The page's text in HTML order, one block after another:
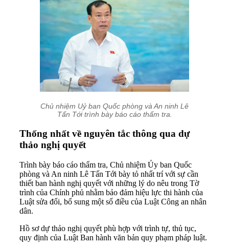
Chủ nhiệm Uỷ ban Quốc phòng và An ninh Lê
Tấn Tới trình bày báo cáo thẩm tra.
Thống nhất về nguyên tắc thông qua dự
thảo nghị quyết
Trình bày báo cáo thẩm tra, Chủ nhiệm Ủy ban Quốc
phòng và An ninh Lê Tấn Tới bày tỏ nhất trí với sự cần
thiết ban hành nghị quyết với những lý do nêu trong Tờ
trình của Chính phủ nhằm bảo đảm hiệu lực thi hành của
Luật sửa đổi, bổ sung một số điều của Luật Công an nhân
dân.
Hồ sơ dự thảo nghị quyết phù hợp với trình tự, thủ tục,
quy định của Luật Ban hành văn bản quy phạm pháp luật.